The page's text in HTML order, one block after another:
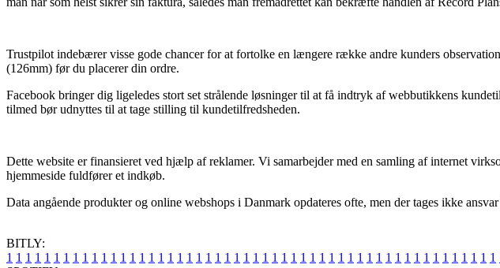
Trustpilot indebærer visse gode chancer for at fortolke en længere række andre kunders
(126mm) før du placerer din ordre.
Facebook bringer dig ligeledes stort set strålende løsninger til at få indtryk af webbutikkens
tilmed bør udnyttes til at tage stilling til kundetilfredsheden.
Dette website er finansieret ved hjælp af reklamer. Vi samarbejder med en samling af internet
hjemmeside fuldfører et indkøb.
Data angående produkter og online webshops i Danmark opdateres ofte, men der tages ikke
BITLY:
1 1 1 1 1 1 1 1 1 1 1 1 1 1 1 1 1 1 1 1 1 1 1 1 1 1 1 1 1 1 1 1 1 1 1 1 1 1 1 1 1 1 1 1 1 1 1 1 1 1 1 1